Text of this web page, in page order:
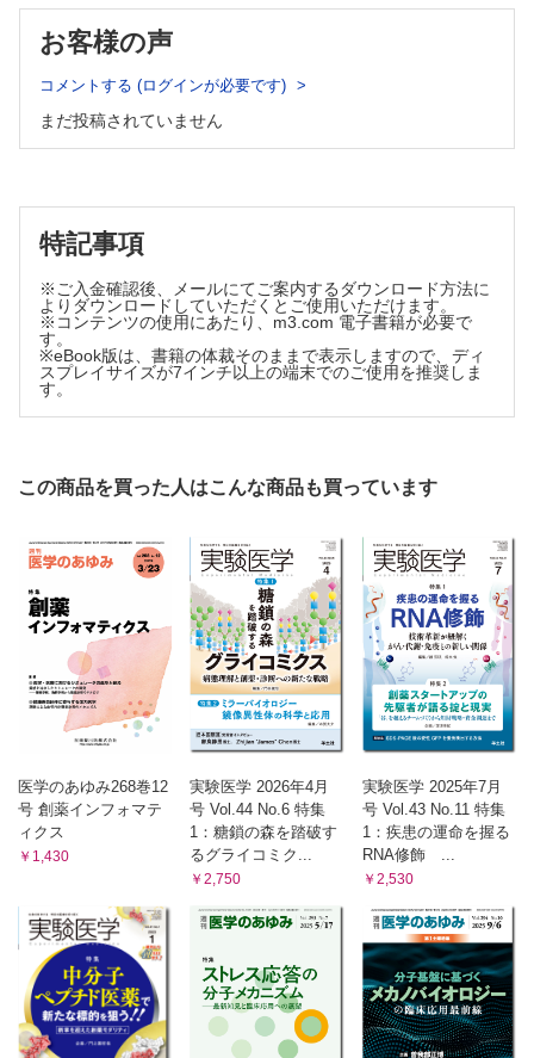
TOPICS
立度/増田桃佳
細菌学・ウイルス学 腸管感染性ウイルスの無症候性感染/関家
紗愛
すすめ/西村秀一
次号の特集予告
お客様の声
コメントする (ログインが必要です)
まだ投稿されていません
特記事項
※ご入金確認後、メールにてご案内するダウンロード方法に
よりダウンロードしていただくとご使用いただけます。
※コンテンツの使用にあたり、m3.com 電子書籍が必要で
す。
※eBook版は、書籍の体裁そのままで表示しますので、ディ
スプレイサイズが7インチ以上の端末でのご使用を推奨しま
す。
この商品を買った人はこんな商品も買っています
医学のあゆみ268巻12
号 創薬インフォマテ
ィクス
￥1,430
実験医学 2026年4月
号 Vol.44 No.6 特集
1：糖鎖の森を踏破す
るグライコミク...
￥2,750
実験医学 2025年7月
号 Vol.43 No.11 特集
1：疾患の運命を握る
RNA修飾 ...
￥2,530